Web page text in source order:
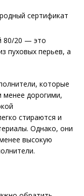
сертификат
80/20 — это
пуховых перьев, а
которые
менее дорогими,
стираются и
Однако, они
высокую